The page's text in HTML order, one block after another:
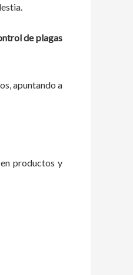
de plagas
apuntando a
productos y